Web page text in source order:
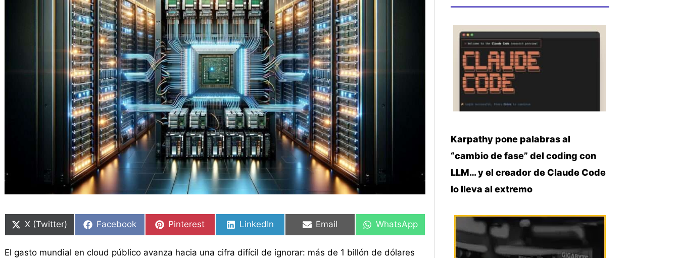
en
X (Twitter)
en
Facebook
en
Pinterest
en
LinkedIn
en
Email
en
WhatsApp
El gasto mundial en cloud público avanza hacia una cifra difícil de ignorar: más de 1 billón de dólares
en
en
en
en
en
en
Karpathy pone palabras al
“cambio de fase” del coding con
LLM… y el creador de Claude Code
lo lleva al extremo